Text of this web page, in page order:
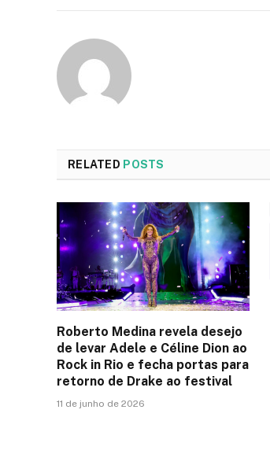
RELATED POSTS
Roberto Medina revela desejo
de levar Adele e Céline Dion ao
Rock in Rio e fecha portas para
retorno de Drake ao festival
11 de junho de 2026